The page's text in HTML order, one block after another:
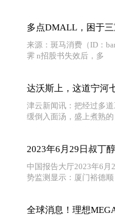
多点DMALL，困于
来源：斑马消费（ID：
霁 n招股书失效后，多
津云新闻讯：把经过多
缓倒入面汤，盛上煮熟的
中国报告大厅2023年6月
势监测显示：厦门裕德顺